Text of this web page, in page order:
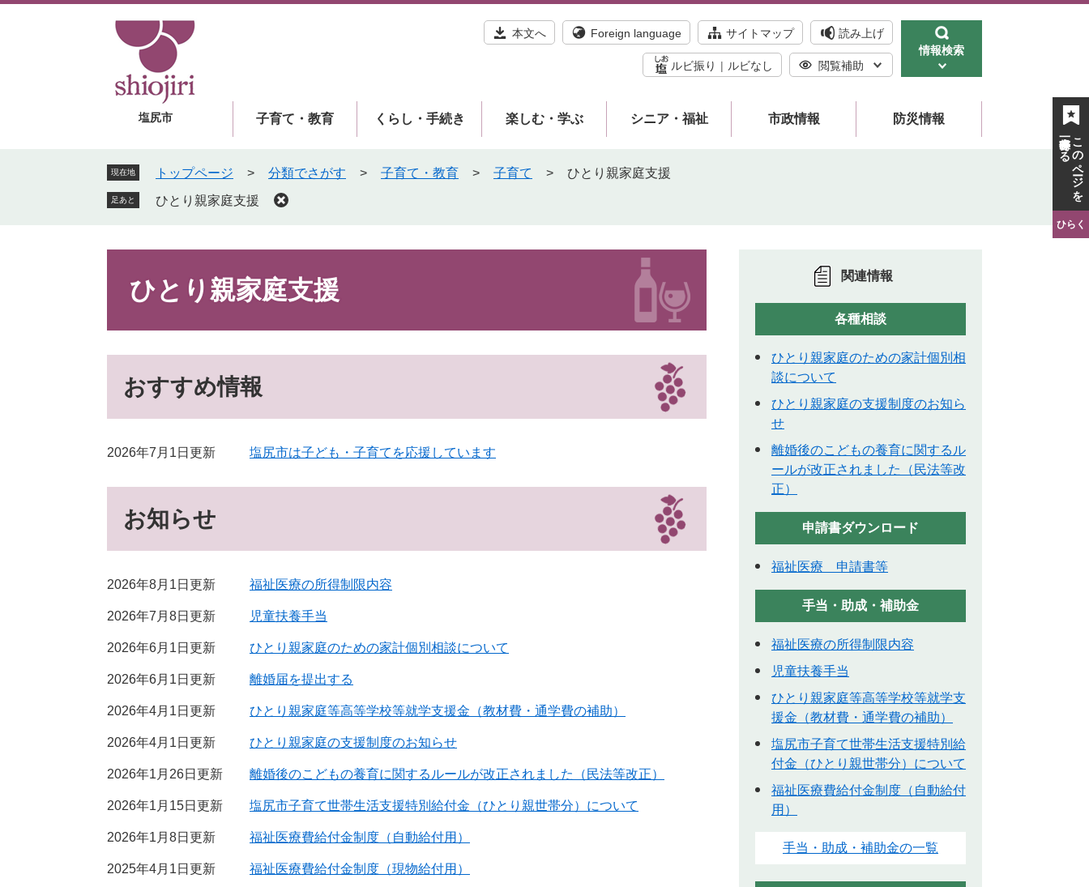
塩尻市
本文へ Foreign language サイトマップ 読み上げ
ルビ振り ルビなし 閲覧補助
情報検索
子育て・教育 くらし・手続き 楽しむ・学ぶ シニア・福祉 市政情報 防災情報
現在地 トップページ > 分類でさがす > 子育て・教育 > 子育て > ひとり親家庭支援
足あと ひとり親家庭支援
ひとり親家庭支援
おすすめ情報
2026年7月1日更新 塩尻市は子ども・子育てを応援しています
お知らせ
2026年8月1日更新 福祉医療の所得制限内容
2026年7月8日更新 児童扶養手当
2026年6月1日更新 ひとり親家庭のための家計個別相談について
2026年6月1日更新 離婚届を提出する
2026年4月1日更新 ひとり親家庭等高等学校等就学支援金（教材費・通学費の補助）
2026年4月1日更新 ひとり親家庭の支援制度のお知らせ
2026年1月26日更新 離婚後のこどもの養育に関するルールが改正されました（民法等改正）
2026年1月15日更新 塩尻市子育て世帯生活支援特別給付金（ひとり親世帯分）について
2026年1月8日更新 福祉医療費給付金制度（自動給付用）
2025年4月1日更新 福祉医療費給付金制度（現物給付用）
関連情報
各種相談
ひとり親家庭のための家計個別相
談について
ひとり親家庭の支援制度のお知ら
せ
離婚後のこどもの養育に関するル
ールが改正されました（民法等改
正）
申請書ダウンロード
福祉医療 申請書等
手当・助成・補助金
福祉医療の所得制限内容
児童扶養手当
ひとり親家庭等高等学校等就学支
援金（教材費・通学費の補助）
塩尻市子育て世帯生活支援特別給
付金（ひとり親世帯分）について
福祉医療費給付金制度（自動給付
用）
手当・助成・補助金の一覧
このページを
一時保存する
ひらく